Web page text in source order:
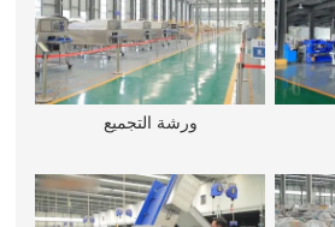
ورشة التجميع